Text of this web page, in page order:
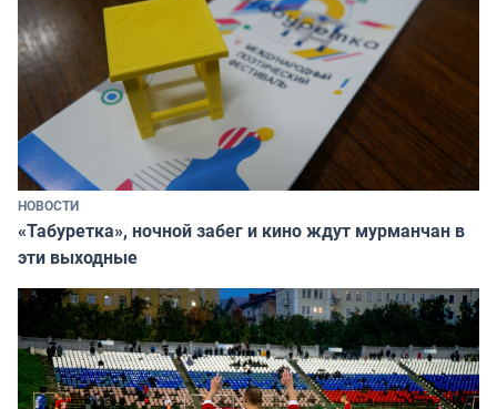
НОВОСТИ
«Табуретка», ночной забег и кино ждут мурманчан в
эти выходные